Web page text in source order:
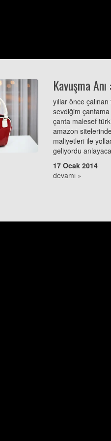
Kavuşma Anı
yıllar önce
sevdiğim
çanta malesef
amazon
maliyetleri ile
geliyordu
17 Ocak 2014
devamı »